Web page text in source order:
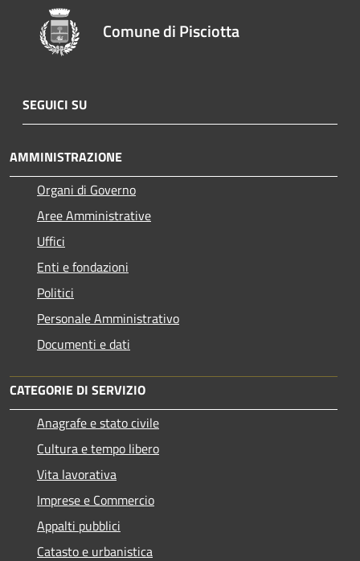
Comune di Pisciotta
SEGUICI SU
AMMINISTRAZIONE
Organi di Governo
Aree Amministrative
Uffici
Enti e fondazioni
Politici
Personale Amministrativo
Documenti e dati
CATEGORIE DI SERVIZIO
Anagrafe e stato civile
Cultura e tempo libero
Vita lavorativa
Imprese e Commercio
Appalti pubblici
Catasto e urbanistica